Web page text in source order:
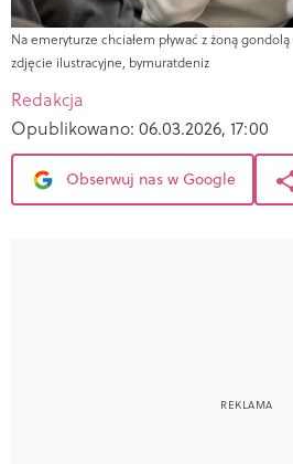
Na emeryturze chciałem pływać z żoną
zdjęcie ilustracyjne, bymuratdeniz
Redakcja
Opublikowano: 06.03.2026, 17:00
Obserwuj nas w Google